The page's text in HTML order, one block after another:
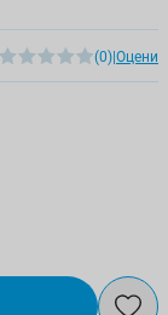
(0)|Оцени